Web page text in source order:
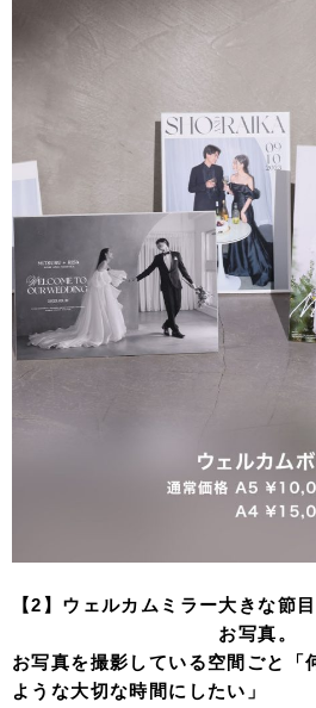
【2】ウェルカムミラー大きな節
お写真。
お写真を撮影している空間ごと「
ような大切な時間にしたい」